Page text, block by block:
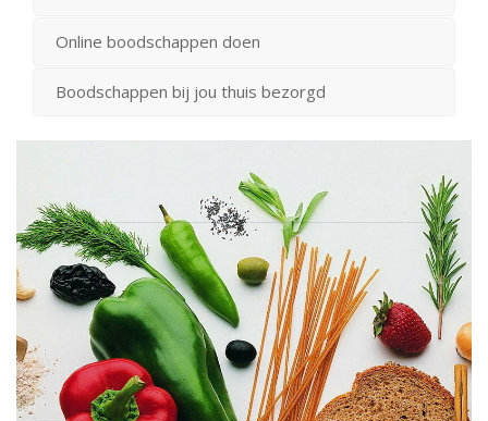
Online boodschappen doen
Boodschappen bij jou thuis bezorgd